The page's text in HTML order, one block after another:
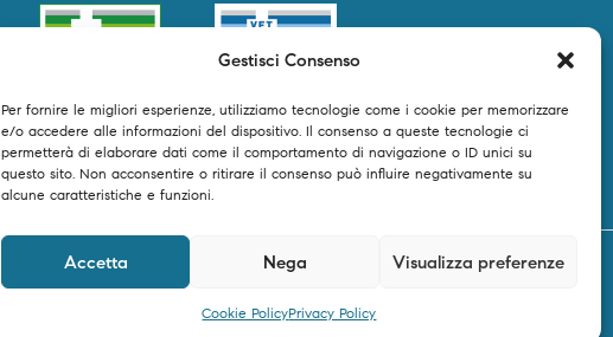
Gestisci Consenso
Per fornire le migliori esperienze, utilizziamo tecnologie come i cookie per memorizzare
e/o accedere alle informazioni del dispositivo. Il consenso a queste tecnologie ci
permetterà di elaborare dati come il comportamento di navigazione o ID unici su
questo sito. Non acconsentire o ritirare il consenso può influire negativamente su
alcune caratteristiche e funzioni.
Accetta Nega Visualizza preferenze
Cookie PolicyPrivacy Policy